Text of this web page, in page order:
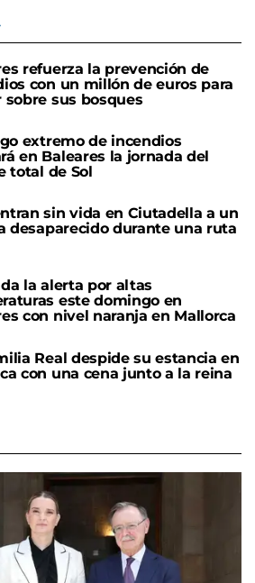
refuerza la prevención de
con un millón de euros para
sobre sus bosques
extremo de incendios
en Baleares la jornada del
total de Sol
sin vida en Ciutadella a un
desaparecido durante una ruta
la alerta por altas
este domingo en
con nivel naranja en Mallorca
Real despide su estancia en
con una cena junto a la reina